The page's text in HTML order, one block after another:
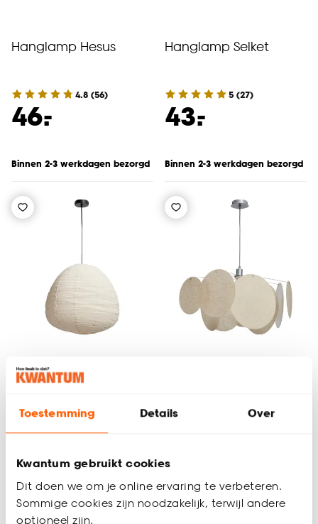
Toestemming Details Over
Kwantum gebruikt cookies
Dit doen we om je online ervaring te verbeteren.
Sommige cookies zijn noodzakelijk, terwijl andere
optioneel zijn.
Hanglamp Hesus
4.8 (56)
46.
-
Binnen 2-3 werkdagen bezorgd
Hanglamp Selket
5 (27)
43.
-
Binnen 2-3 werkdagen bezorgd
Naturel
49.
-
Binnen 2-3 werkdagen bezorgd
White
105.